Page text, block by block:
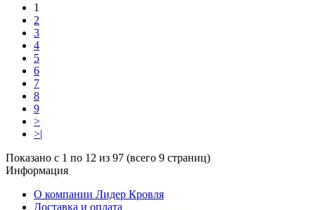
1
2
3
4
5
6
7
8
9
>
>|
Показано с 1 по 12 из 97 (всего 9 страниц)
Информация
О компании Лидер Кровля
Доставка и оплата